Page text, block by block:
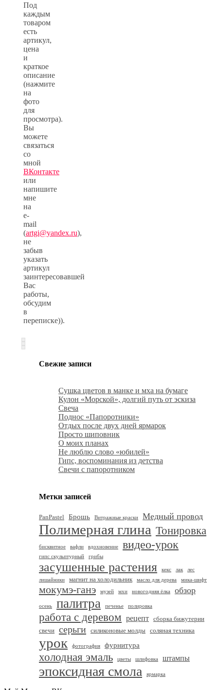
Под
каждым
товаром
есть
артикул,
цена
и
краткое
описание
(нажмите
на
фото
для
просмотра).
Вы
можете
связаться
со
мной
ВКонтакте
или
напишите
мне
на
e-
mail
(artgi@yandex.ru),
не
забыв
указать
артикул
заинтересовавшей
Вас
работы,
обсудим
в
переписке)).
Свежие записи
Сушка цветов в манке и мха на бумаге
Кулон «Морской», долгий путь от эскиза
Свеча
Поднос «Папоротники»
Отдых после двух дней ярмарок
Просто шиповник
О моих планах
Не люблю слово «юбилей»
Гипс, воспоминания из детства
Свечи с папоротником
Метки записей
PanPastel Брошь Витражные краски Медный провод
Полимерная глина Тонировка
бисквитное вафли вдохновение видео-урок
гипс скульптурный грибы
засушенные растения кекс лак
лес
лишайники
магнит на холодильник масло для дерева мика-шифт
мокумэ-ганэ музей мхи новогодняя ёлка обзор
осень палитра печенье полировка
работа с деревом рецепт сборка бижутерии
свечи серьги силиконовые молды соляная техника
урок фотография фурнитура
холодная эмаль цветы шлифовка штампы
эпоксидная смола ярмарка